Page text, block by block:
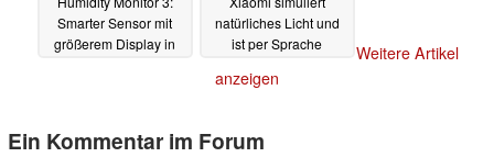
Smarter Sensor mit
größerem Display in
natürliches Licht und
ist per Sprache
Weitere Artikel
anzeigen
Ein Kommentar im Forum